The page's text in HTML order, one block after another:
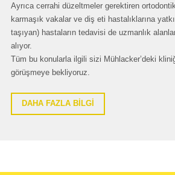
Ayrıca cerrahi düzeltmeler gerektiren
karmaşık vakalar ve diş eti hastalıklarına
taşıyan) hastaların tedavisi de uzmanlık
alıyor.
Tüm bu konularla ilgili sizi Mühlacker’deki
görüşmeye bekliyoruz.
DAHA FAZLA BİLGİ